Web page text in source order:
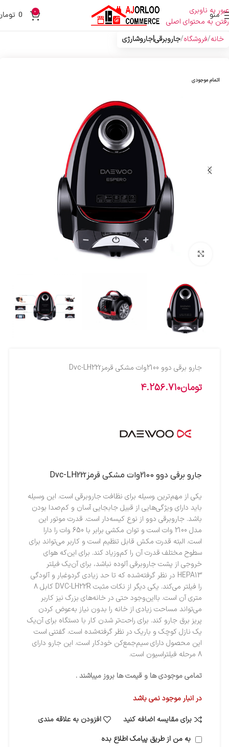
عبور به ناوبری
رفتن به محتوای اصلی
منو 0
0
خانه فروشگاه جاروبرقی|جاروشارژی
اتمام موجودی
بزرگنمایی تصویر
جارو برقي دوو 2100وات مشکي قرمزDvc-LH22r
تومان4.256.710
جارو برقي دوو 2100وات مشکي قرمزDvc-LH22r
یکی از مهم‌ترین وسیله برای نظافت جاروبرقی است. این وسیله
باید دارای ویژگی‌هایی از قبیل جابجایی آسان و کم‌صدا بودن
باشد. جاروبرقی دوو از نوع کیسه‌دار است. قدرت موتور این
مدل 2100 وات است و توان مکشی برابر با 650 وات را دارا
است. البته قدرت مکش قابل تنظیم است و کاربر می‌تواند برای
سطوح مختلف قدرت آن را کم‌وزیاد کند. برای این‌که هوای
خروجی از پشت جاروبرقی آلوده نباشد، برای آن‌یک فیلتر
HEPA13 در نظر گرفته‌شده که تا حد زیادی گردوغبار و آلودگی
را فیلتر می‌کند. یکی دیگر از نکات مثبت DVC-LH22R کابل 8
متری آن است. بااین‌وجود حتی در خانه‌های بزرگ نیز کاربر
می‌تواند مساحت زیادی از خانه را بدون نیاز به‌عوض کردن
پریز برق جارو کند. برای راحت‌تر شدن کار با دستگاه برای آن‌یک
یک نازل کوچک و باریک در نظر گرفته‌شده است. گفتنی است
این محصول دارای سیم‌جمع‌کن خودکار است. این جارو دارای
8 مرحله فیلتراسیون است.
تمامی موجودی ها و قیمت ها بروز میباشند .
در انبار موجود نمی باشد
برای مقایسه اضافه کنید
افزودن به علاقه مندی
به من از طریق پیامک اطلاع بده